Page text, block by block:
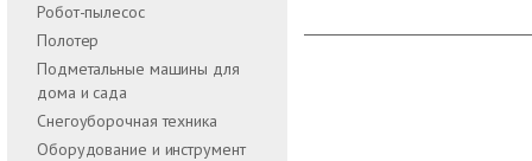
Робот-пылесос
Полотер
Подметальные машины для
дома и сада
Снегоуборочная техника
Оборудование и инструмент